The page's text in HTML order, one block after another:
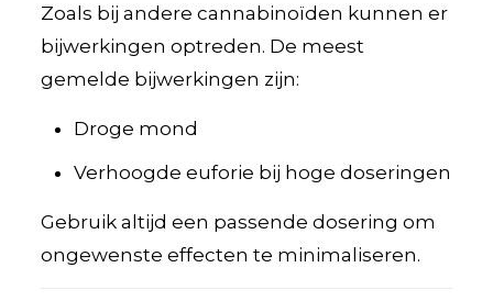
Zoals bij andere cannabinoïden kunnen er
bijwerkingen optreden. De meest
gemelde bijwerkingen zijn:
Droge mond
Verhoogde euforie bij hoge doseringen
Gebruik altijd een passende dosering om
ongewenste effecten te minimaliseren.